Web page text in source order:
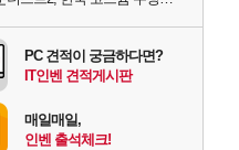
PC 견적이 궁금하다면?
IT인벤 견적게시판
매일매일,
인벤 출석체크!